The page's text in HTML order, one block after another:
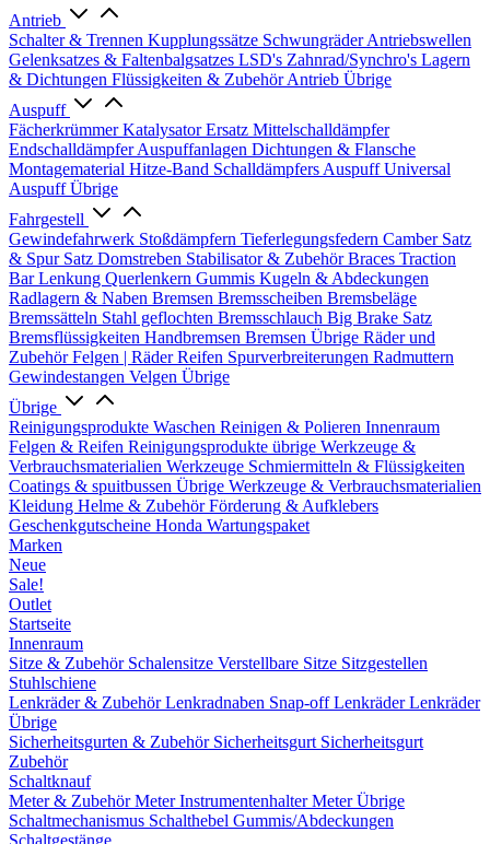
Antrieb
Schalter & Trennen Kupplungssätze SchwungräderAntriebswellen
Gelenksatzes & Faltenbalgsatzes LSD's Zahnrad/Synchro's Lagern
& Dichtungen Flüssigkeiten & ZubehörAntrieb Übrige
Auspuff
FächerkrümmerKatalysator Ersatz Mittelschalldämpfer
EndschalldämpferAuspuffanlagen Dichtungen & Flansche
Montagematerial Hitze-Band Schalldämpfers Auspuff Universal
Auspuff Übrige
Fahrgestell
Gewindefahrwerk Stoßdämpfern Tieferlegungsfedern Camber Satz
& Spur Satz Domstreben Stabilisator & ZubehörBraces Traction
BarLenkung Querlenkern Gummis Kugeln & Abdeckungen
Radlagern & Naben Bremsen Bremsscheiben Bremsbeläge
Bremssätteln Stahl geflochten Bremsschlauch Big Brake Satz
Bremsflüssigkeiten Handbremsen Bremsen Übrige Räder und
ZubehörFelgen | RäderReifen Spurverbreiterungen Radmuttern
Gewindestangen Velgen Übrige
Übrige
Reinigungsprodukte Waschen Reinigen & Polieren Innenraum
Felgen & Reifen Reinigungsprodukte übrige Werkzeuge &
Verbrauchsmaterialien Werkzeuge Schmiermitteln & Flüssigkeiten
Coatings & spuitbussen Übrige Werkzeuge & Verbrauchsmaterialien
Kleidung Helme & ZubehörFörderung & Aufklebers
Geschenkgutscheine Honda Wartungspaket
Marken
Neue
Sale!
Outlet
Startseite
Innenraum
Sitze & Zubehör Schalensitze Verstellbare Sitze Sitzgestellen
Stuhlschiene
Lenkräder & ZubehörLenkradnaben Snap-offLenkräderLenkräder
Übrige
Sicherheitsgurten & Zubehör Sicherheitsgurt Sicherheitsgurt
Zubehör
Schaltknauf
Meter & ZubehörMeterInstrumentenhalterMeter Übrige
Schaltmechanismus Schalthebel Gummis/Abdeckungen
Schaltgestänge